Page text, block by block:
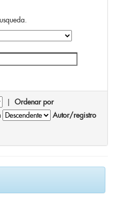
| Ordenar por
Autor/registro